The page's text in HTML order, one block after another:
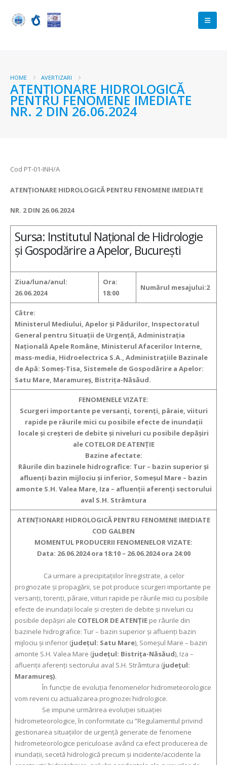
HOME AVERTIZARI
ATENŢIONARE HIDROLOGICĂ
PENTRU FENOMENE IMEDIATE
NR. 2 DIN 26.06.2024
Cod PT-01-INH/A
ATENŢIONARE HIDROLOGICĂ PENTRU FENOMENE IMEDIATE
NR. 2 DIN 26.06.2024
Sursa: Institutul Național de Hidrologie
și Gospodărire a Apelor, București
Ziua/luna/anul:
26.06.2024
Ora:
18:00
Numărul mesajului:2
Către:
Ministerul Mediului, Apelor și Pădurilor, Inspectoratul
General pentru Situații de Urgență, Administrația
Națională Apele Române, Ministerul Afacerilor Interne,
mass-media, Hidroelectrica S.A., Administrațiile Bazinale
de Apă: Someș-Tisa, Sistemele de Gospodărire a Apelor:
Satu Mare, Maramureș, Bistrița-Năsăud.
FENOMENELE VIZATE:
Scurgeri importante pe versanți, torenți, pâraie, viituri
rapide pe râurile mici cu posibile efecte de inundații
locale și creșteri de debite și niveluri cu posibile depășiri
ale COTELOR DE ATENŢIE
Bazine afectate:
Râurile din bazinele hidrografice: Tur – bazin superior și
afluenți bazin mijlociu și inferior, Someșul Mare – bazin
amonte S.H. Valea Mare, Iza – afluenții aferenți sectorului
aval S.H. Strâmtura
ATENŢIONARE HIDROLOGICĂ PENTRU FENOMENE IMEDIATE
COD GALBEN
MOMENTUL PRODUCERII FENOMENELOR VIZATE:
Data: 26.06.2024 ora 18:10 – 26.06.2024 ora 24:00
Ca urmare a precipitațiilor înregistrate, a celor
prognozate și propagării, se pot produce scurgeri importante pe
versanți, torenți, pâraie, viituri rapide pe râurile mici cu posibile
efecte de inundații locale și creșteri de debite și niveluri cu
posibile depășiri ale COTELOR DE ATENŢIE pe râurile din
bazinele hidrografice: Tur – bazin superior și afluenți bazin
mijlociu și inferior (județul: Satu Mare), Someșul Mare – bazin
amonte S.H. Valea Mare (județul: Bistrița-Năsăud), Iza –
afluenții aferenți sectorului aval S.H. Strâmtura (județul:
Maramureș).
În funcție de evoluția fenomenelor hidrometeorologice
vom reveni cu actualizarea prognozei hidrologice.
Se impune urmărirea evoluției situației
hidrometeorologice, în conformitate cu ”Regulamentul privind
gestionarea situațiilor de urgență generate de fenomene
hidrometeorologice periculoase având ca efect producerea de
inundații, secetă hidrologică precum și incidente/accidente la